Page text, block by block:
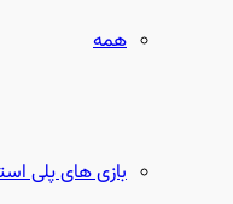
همه
بازی های پلی